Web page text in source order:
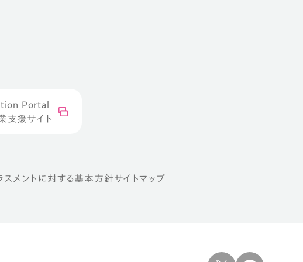
Portal
支援サイト
スメントに対する基本方針サイトマップ